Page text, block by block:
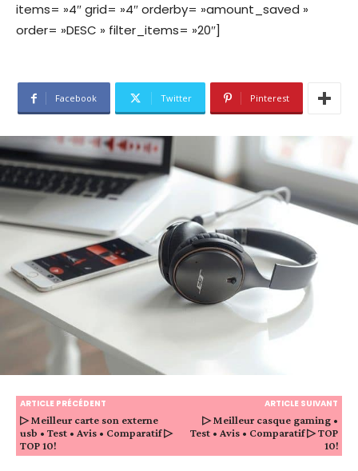
items= »4″ grid= »4″ orderby= »amount_saved »
order= »DESC » filter_items= »20″]
Facebook Twitter Pinterest
ARTICLE PRÉCÉDENT
▷ Meilleur carte son externe
usb • Test • Avis • Comparatif ▷
TOP 10!
ARTICLE SUIVANT
▷ Meilleur casque gaming •
Test • Avis • Comparatif ▷ TOP
10!